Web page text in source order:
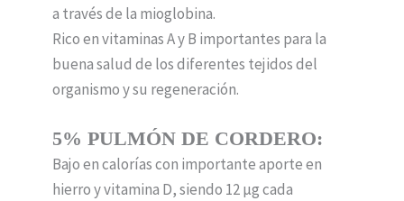
a través de la mioglobina.
Rico en vitaminas A y B importantes para la
buena salud de los diferentes tejidos del
organismo y su regeneración.
5% PULMÓN DE CORDERO:
Bajo en calorías con importante aporte en
hierro y vitamina D, siendo 12 µg cada